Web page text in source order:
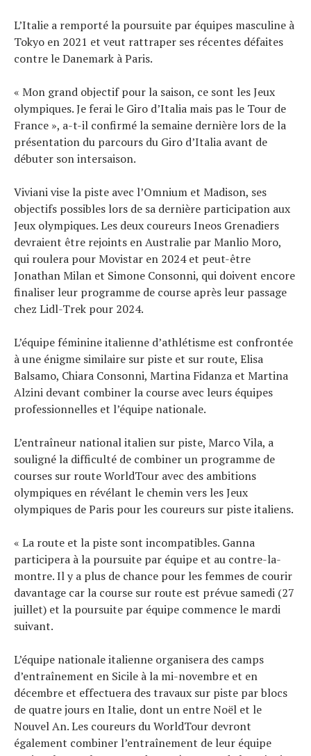
L’Italie a remporté la poursuite par équipes masculine à
Tokyo en 2021 et veut rattraper ses récentes défaites
contre le Danemark à Paris.
« Mon grand objectif pour la saison, ce sont les Jeux
olympiques. Je ferai le Giro d’Italia mais pas le Tour de
France », a-t-il confirmé la semaine dernière lors de la
présentation du parcours du Giro d’Italia avant de
débuter son intersaison.
Viviani vise la piste avec l’Omnium et Madison, ses
objectifs possibles lors de sa dernière participation aux
Jeux olympiques. Les deux coureurs Ineos Grenadiers
devraient être rejoints en Australie par Manlio Moro,
qui roulera pour Movistar en 2024 et peut-être
Jonathan Milan et Simone Consonni, qui doivent encore
finaliser leur programme de course après leur passage
chez Lidl-Trek pour 2024.
L’équipe féminine italienne d’athlétisme est confrontée
à une énigme similaire sur piste et sur route, Elisa
Balsamo, Chiara Consonni, Martina Fidanza et Martina
Alzini devant combiner la course avec leurs équipes
professionnelles et l’équipe nationale.
L’entraîneur national italien sur piste, Marco Vila, a
souligné la difficulté de combiner un programme de
courses sur route WorldTour avec des ambitions
olympiques en révélant le chemin vers les Jeux
olympiques de Paris pour les coureurs sur piste italiens.
« La route et la piste sont incompatibles. Ganna
participera à la poursuite par équipe et au contre-la-
montre. Il y a plus de chance pour les femmes de courir
davantage car la course sur route est prévue samedi (27
juillet) et la poursuite par équipe commence le mardi
suivant.
L’équipe nationale italienne organisera des camps
d’entraînement en Sicile à la mi-novembre et en
décembre et effectuera des travaux sur piste par blocs
de quatre jours en Italie, dont un entre Noël et le
Nouvel An. Les coureurs du WorldTour devront
également combiner l’entraînement de leur équipe